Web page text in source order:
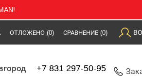
ОТЛОЖЕНО (0) СРАВНЕНИЕ (0)
+7 831 297-50-95